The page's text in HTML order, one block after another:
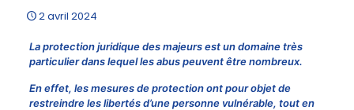
2 avril 2024
La protection juridique des majeurs est un domaine très
particulier dans lequel les abus peuvent être nombreux.
En effet, les mesures de protection ont pour objet de
restreindre les libertés d’une personne vulnérable, tout en